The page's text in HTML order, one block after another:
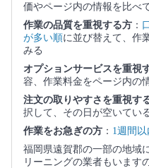
価やページ内の情報を比べ
作業の品質を重視する方 ：
が多い順に並び替えて、作
みる
オプションサービスを重視
容、作業料金をページ内の
注文の取りやすさを重視す
択して、その日が空いてい
作業をお急ぎの方 ： 1週間
福岡県遠賀郡の一部の地域
リーニングの業者もいます